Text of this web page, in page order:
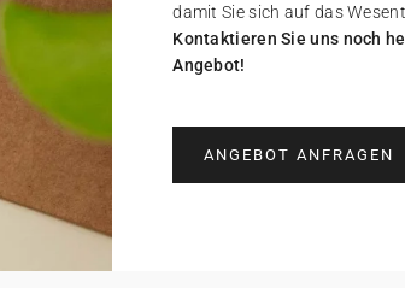
damit Sie sich auf das
Kontaktieren Sie uns noch
Angebot!
ANGEBOT ANFRAGEN